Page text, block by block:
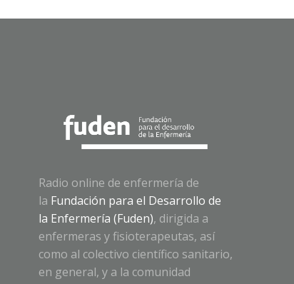
Radio online de enfermería de
la Fundación para el Desarrollo de
la Enfermería (Fuden), dirigida a
enfermeras y fisioterapeutas, así
como al colectivo científico sanitario,
en general, y a la comunidad